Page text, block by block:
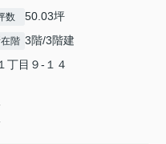
数 50.03坪
階 3階/3階建
丁目９-１４